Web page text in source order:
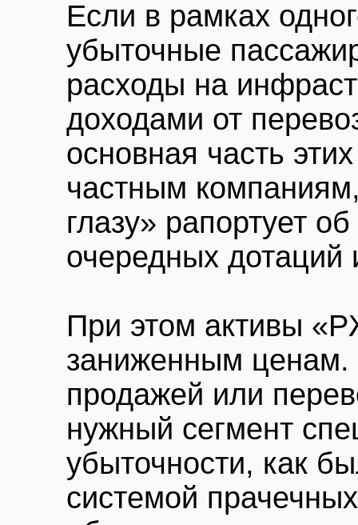
Если в рамках
убыточные
расходы на
доходами от
основная часть
частным
глазу» рапортует
очередных дотаций
При этом активы
заниженным ценам.
продажей или
нужный сегмент
убыточности, как
системой